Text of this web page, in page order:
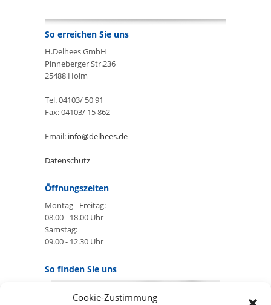
Cookie-Zustimmung
So erreichen Sie uns
H.Delhees GmbH
Pinneberger Str.236
25488 Holm
Tel. 04103/ 50 91
Fax: 04103/ 15 862
Email: info@delhees.de
Datenschutz
Öffnungszeiten
Montag - Freitag:
08.00 - 18.00 Uhr
Samstag:
09.00 - 12.30 Uhr
So finden Sie uns
GOOGLE MAPS: